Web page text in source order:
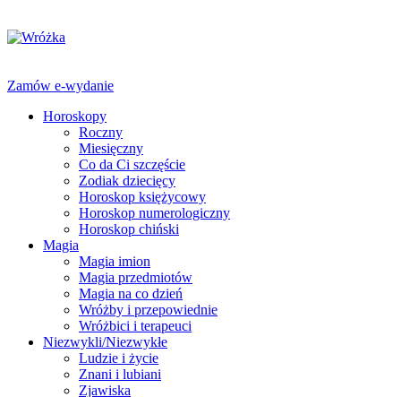
Zamów e-wydanie
Horoskopy
Roczny
Miesięczny
Co da Ci szczęście
Zodiak dziecięcy
Horoskop księżycowy
Horoskop numerologiczny
Horoskop chiński
Magia
Magia imion
Magia przedmiotów
Magia na co dzień
Wróżby i przepowiednie
Wróżbici i terapeuci
Niezwykli/Niezwykłe
Ludzie i życie
Znani i lubiani
Zjawiska